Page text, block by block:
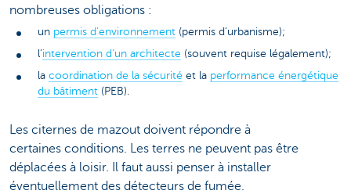
nombreuses obligations :
un permis d’environnement (permis d’urbanisme);
l’intervention d’un architecte (souvent requise légalement);
la coordination de la sécurité et la performance énergétique
du bâtiment (PEB).
Les citernes de mazout doivent répondre à
certaines conditions. Les terres ne peuvent pas être
déplacées à loisir. Il faut aussi penser à installer
éventuellement des détecteurs de fumée.